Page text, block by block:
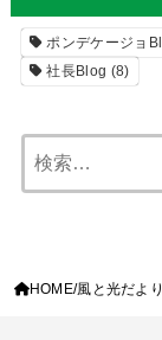
ポンデケージョ
社長Blog (8)
HOME 風と光だよ